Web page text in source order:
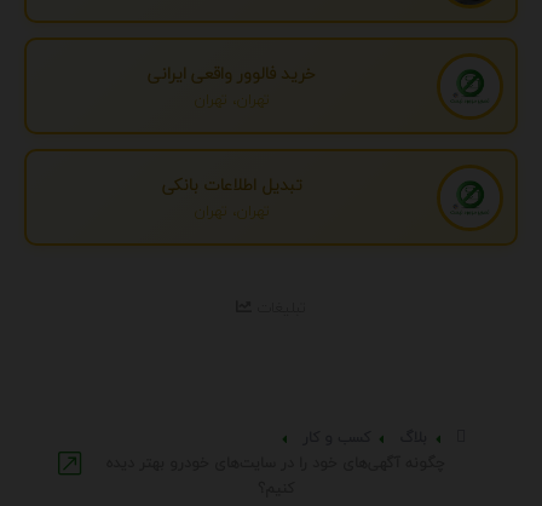
خرید فالوور واقعی ایرانی
تهران، تهران
تبدیل اطلاعات بانکی
تهران، تهران